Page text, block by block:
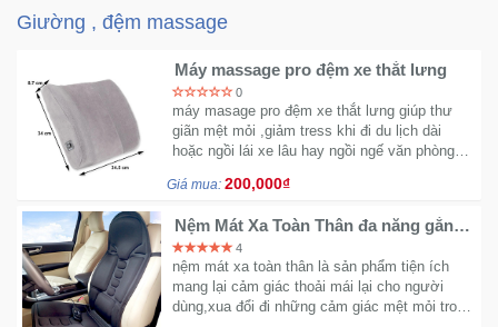
Giường , đệm massage
Máy massage pro đệm xe thắt lưng
0
máy masage pro đệm xe thắt lưng giúp thư
giãn mệt mỏi ,giảm tress khi đi du lịch dài
hoặc ngồi lái xe lâu hay ngồi ngế văn phòng
Giá mua: 200,000₫
Nệm Mát Xa Toàn Thân đa năng gắn
trên nghế oto dải lên giường
4
nệm mát xa toàn thân là sản phẩm tiện ích
mang lại cảm giác thoải mái lại cho người
dùng,xua đổi đi những cảm giác mệt mỏi trong